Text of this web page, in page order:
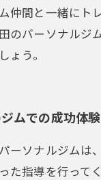
仲間と一緒にト
のパーソナルジ
ょう。
ムでの成功体
ーソナルジムは
た指導を行って